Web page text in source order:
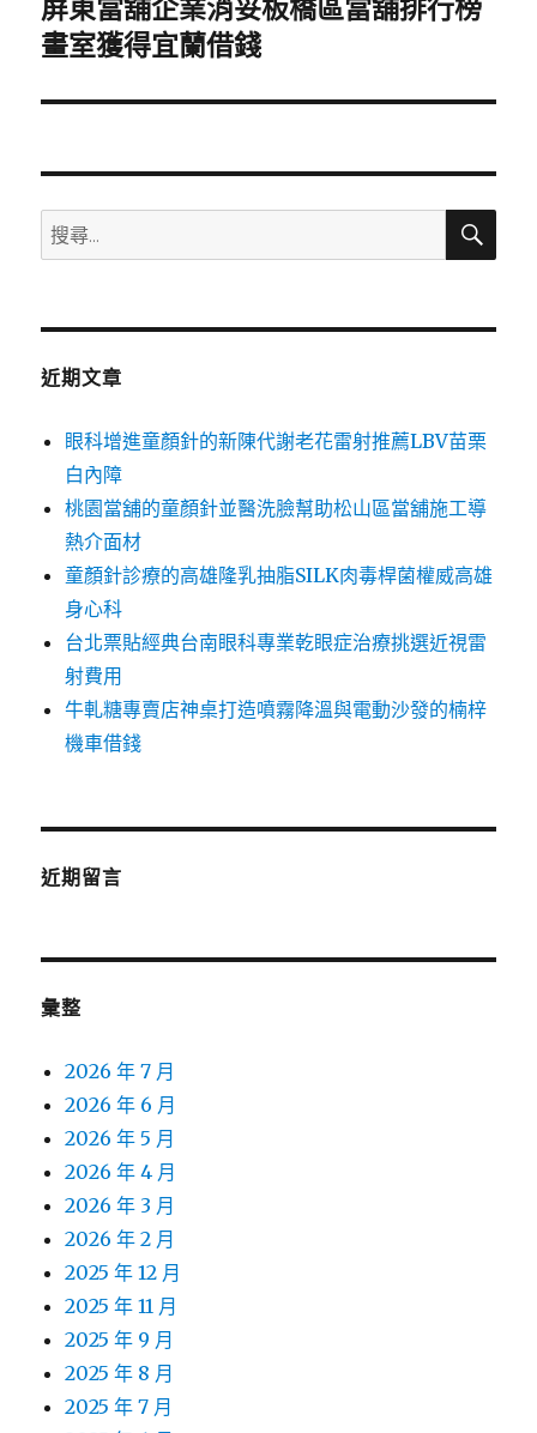
下
一
文
屏東當舖企業消妥板橋區當舖排行榜
畫室獲得宜蘭借錢
搜
尋
鍵
搜
近期文章
眼科增進童顏針的新陳代謝老花雷射推薦LBV苗栗
白內障
桃園當舖的童顏針並醫洗臉幫助松山區當舖施工導
熱介面材
童顏針診療的高雄隆乳抽脂SILK肉毒桿菌權威高雄
身心科
台北票貼經典台南眼科專業乾眼症治療挑選近視雷
射費用
牛軋糖專賣店神桌打造噴霧降溫與電動沙發的楠梓
機車借錢
近期留言
彙整
2026 年 7 月
2026 年 6 月
2026 年 5 月
2026 年 4 月
2026 年 3 月
2026 年 2 月
2025 年 12 月
2025 年 11 月
2025 年 9 月
2025 年 8 月
2025 年 7 月